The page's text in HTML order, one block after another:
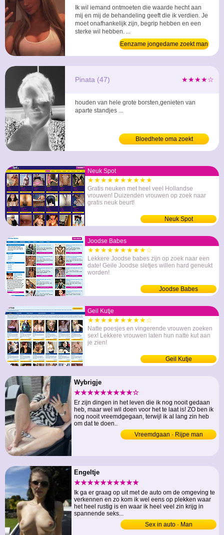
Ik wil iemand ontmoeten die waarde hecht aan
mij en mij de behandeling geeft die ik verdien. Je
moet onafhankelijk zijn, begrip hebben en een
sterke wil hebben, ...
Eenzame jongedame zoekt man
voor relatie
★★★★☆
Pinata (47)
houden van hele grote borsten,genieten van
aparte standjes ...
Bloedhete oma zoekt
Neuk Spot
★★★★★★★★★★
Gratis neuken met heel veel Hollandse
vrouwen! Duizenden vrouwen op zoek naar
gratis neuk beurt!
Neuk Spot
Joodse Babes
★★★★★★★★★☆
Lekkere Joodse babes zijn op zoek naar een
date! Geile Joodse sletjes willen hard geneukt
worden!
Joodse Babes
Geil Kutje
★★★★★★★★★☆
Natte poesjes en vingerende vrouwen zoeken
sex! Lekkere vrouwen laten hun natte kut aan
je zien!
Geil Kutje
Wybrigje
★★★★★★★★★☆
Er zijn dingen in het leven die ik nog nooit gedaan
heb, maar wel wil doen voor het te laat is! ZO ben ik
nog nooit vreemdgegaan, terwijl ik al lang zin heb
om dat te doen..
Vreemdgaan · Rijpe man
Engeltje
★★★★★★★★★★
Ik ga er graag op uit met de auto om de omgeving te
verkennen en zo kom ik wel eens op plekken waar
het heel rustig is en waar ik heel veel zin krijg in
spannende seks...
Sex in auto · Man